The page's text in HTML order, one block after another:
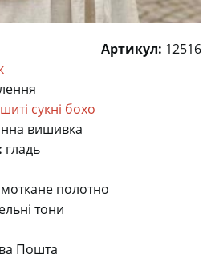
Артикул: 12516
сукні бохо
вишивка
гладь
полотно
тони
Пошта